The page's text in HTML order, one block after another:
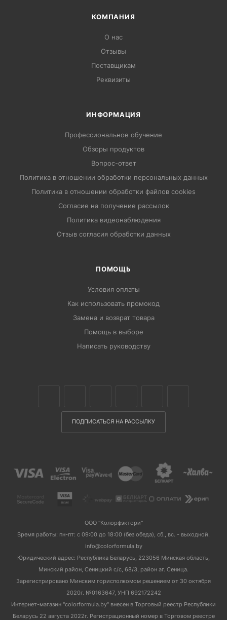
КОМПАНИЯ
О нас
Отзывы
Поставщикам
Реквизиты
ИНФОРМАЦИЯ
Профессиональное обучение
Обзоры продуктов
Вопрос-ответ
Политика в отношении обработки персональных данных
Политика в отношении обработки файлов cookies
Согласие на получение рассылок
Политика видеонаблюдения
Отзыв согласия обработки данных
ПОМОЩЬ
Условия оплаты
Как использовать промокод
Замена и возврат товара
Помощь в выборе
Написать руководству
ПОДПИСАТЬСЯ НА РАССЫЛКУ
ООО "Колорфэктори"
Время работы: пн-пт: с 09:00 до 18:00 (без обеда), сб., вс. - выходной.
info@colorformula.by
Юридический адрес: Республика Беларусь, 223056 Минская область,
Минский район, Сеницкий с/с, 68/3, район аг. Сеница.
Зарегистрировано Минским горисполкомом решением от 30 октября
2020г. №0163647, УНП 692172242
Интернет-магазин "colorformula.by" внесен в Торговый реестр Республики
Беларусь 22 августа 2022г. Регистрационный номер в Торговом реестре